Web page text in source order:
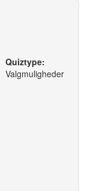
Quiztype:
Valgmuligheder